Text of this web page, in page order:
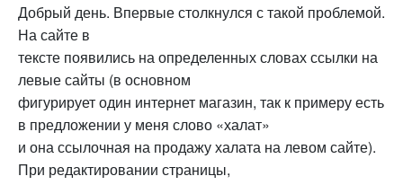
Добрый день. Впервые столкнулся с такой проблемой.
На сайте в
тексте появились на определенных словах ссылки на
левые сайты (в основном
фигурирует один интернет магазин, так к примеру есть
в предложении у меня слово «халат»
и она ссылочная на продажу халата на левом сайте).
При редактировании страницы,